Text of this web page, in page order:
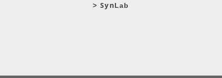
> SynLab